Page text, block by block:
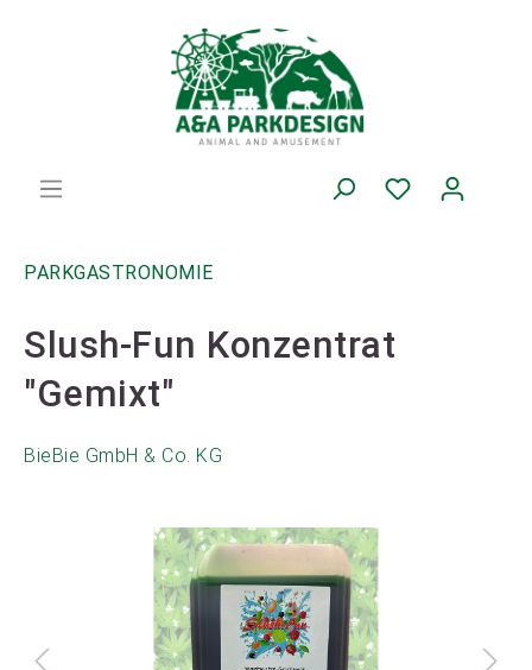
PARKGASTRONOMIE
Slush-Fun Konzentrat
"Gemixt"
BieBie GmbH & Co. KG